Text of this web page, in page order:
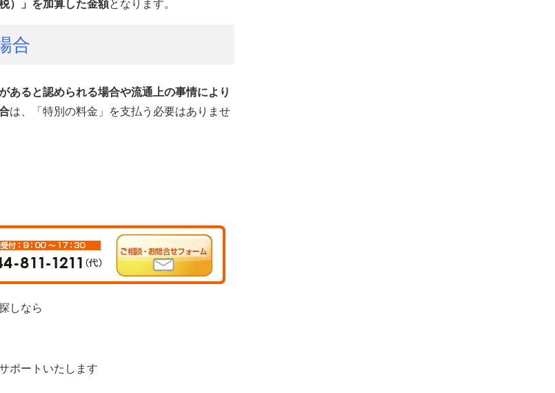
）」を加算した金額となります。
合
あると認められる場合や流通上の事情により
は、「特別の料金」を支払う必要はありませ
しなら
ポートいたします